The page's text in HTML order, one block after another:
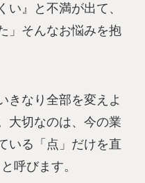
』と不満が出て、
」そんなお悩みを抱
きなり全部を変えよ
大切なのは、今の業
いる「点」だけを直
と呼びます。